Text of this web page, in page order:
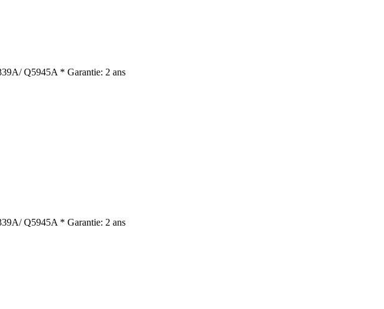
Q5945A * Garantie: 2 ans
Q5945A * Garantie: 2 ans